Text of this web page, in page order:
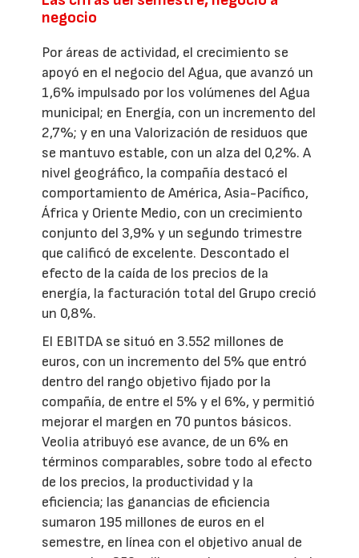
negocio
Por áreas de actividad, el crecimiento se
apoyó en el negocio del Agua, que avanzó un
1,6% impulsado por los volúmenes del Agua
municipal; en Energía, con un incremento del
2,7%; y en una Valorización de residuos que
se mantuvo estable, con un alza del 0,2%. A
nivel geográfico, la compañía destacó el
comportamiento de América, Asia-Pacífico,
África y Oriente Medio, con un crecimiento
conjunto del 3,9% y un segundo trimestre
que calificó de excelente. Descontado el
efecto de la caída de los precios de la
energía, la facturación total del Grupo creció
un 0,8%.
El EBITDA se situó en 3.552 millones de
euros, con un incremento del 5% que entró
dentro del rango objetivo fijado por la
compañía, de entre el 5% y el 6%, y permitió
mejorar el margen en 70 puntos básicos.
Veolia atribuyó ese avance, de un 6% en
términos comparables, sobre todo al efecto
de los precios, la productividad y la
eficiencia; las ganancias de eficiencia
sumaron 195 millones de euros en el
semestre, en línea con el objetivo anual de